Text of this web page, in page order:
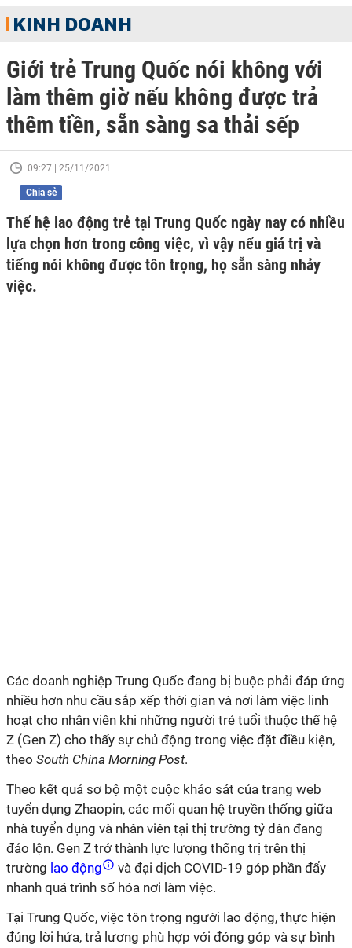
KINH DOANH
Giới trẻ Trung Quốc nói không với
làm thêm giờ nếu không được trả
thêm tiền, sẵn sàng sa thải sếp
09:27 | 25/11/2021
Chia sẻ
Thế hệ lao động trẻ tại Trung Quốc ngày nay có nhiều
lựa chọn hơn trong công việc, vì vậy nếu giá trị và
tiếng nói không được tôn trọng, họ sẵn sàng nhảy
việc.
Các doanh nghiệp Trung Quốc đang bị buộc phải đáp ứng
nhiều hơn nhu cầu sắp xếp thời gian và nơi làm việc linh
hoạt cho nhân viên khi những người trẻ tuổi thuộc thế hệ
Z (Gen Z) cho thấy sự chủ động trong việc đặt điều kiện,
theo South China Morning Post.
Theo kết quả sơ bộ một cuộc khảo sát của trang web
tuyển dụng Zhaopin, các mối quan hệ truyền thống giữa
nhà tuyển dụng và nhân viên tại thị trường tỷ dân đang
đảo lộn. Gen Z trở thành lực lượng thống trị trên thị
trường lao động
và đại dịch COVID-19 góp phần đẩy
nhanh quá trình số hóa nơi làm việc.
Tại Trung Quốc, việc tôn trọng người lao động, thực hiện
đúng lời hứa, trả lương phù hợp với đóng góp và sự bình